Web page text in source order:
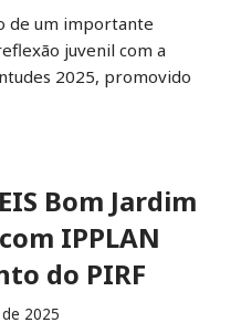
de um importante
juvenil com a
2025, promovido
Bom Jardim
IPPLAN
do PIRF
2025